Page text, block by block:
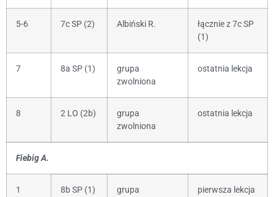
5-6 7c SP (2) Albiński R.
łącznie z 7c SP
(1)
7 8a SP (1)
grupa
zwolniona
ostatnia lekcja
8 2 LO (2b)
grupa
zwolniona
ostatnia lekcja
Fiebig A.
1 8b SP (1)
grupa
pierwsza lekcja